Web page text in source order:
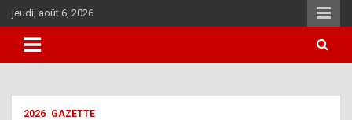
Aller
au
contenu
jeudi, août 6, 2026
i
2026 GAZETTE